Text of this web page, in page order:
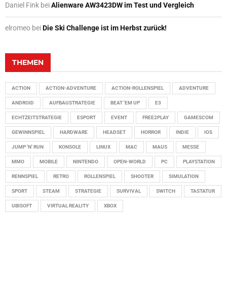
Daniel Fink beiAlienware AW3423DW im Test und Vergleich
elromeo beiDie Ski Challenge ist im Herbst zurück!
THEMEN
ACTION ACTION-ADVENTURE ACTION-ROLLENSPIEL ADVENTURE
ANDROID AUFBAUSTRATEGIE BEAT 'EM UP E3
ECHTZEITSTRATEGIE ESPORT EVENT FREE2PLAY GAMESCOM
GEWINNSPIEL HARDWARE HEADSET HORROR INDIE IOS
JUMP 'N' RUN KONSOLE LINUX MAC MAUS MESSE
MMO MOBILE NINTENDO OPEN-WORLD PC PLAYSTATION
RENNSPIEL RETRO ROLLENSPIEL SHOOTER SIMULATION
SPORT STEAM STRATEGIE SURVIVAL SWITCH TASTATUR
UBISOFT VIRTUAL REALITY XBOX